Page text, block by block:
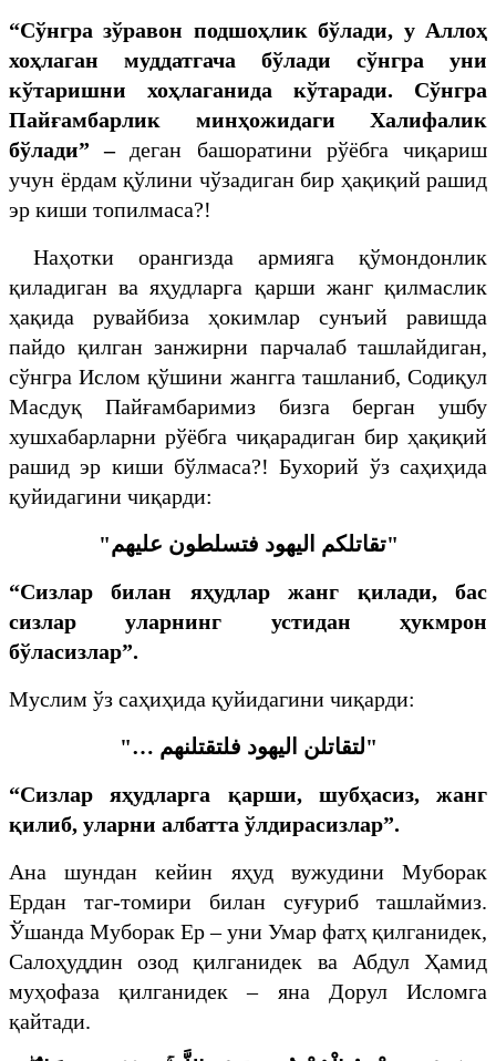
“Сўнгра зўравон подшоҳлик бўлади, у Аллоҳ
хоҳлаган муддатгача бўлади сўнгра уни
кўтаришни хоҳлаганида кўтаради. Сўнгра
Пайғамбарлик минҳожидаги Халифалик
бўлади” – деган башоратини рўёбга чиқариш
учун ёрдам қўлини чўзадиган бир ҳақиқий рашид
эр киши топилмаса?!
Наҳотки орангизда армияга қўмондонлик
қиладиган ва яҳудларга қарши жанг қилмаслик
ҳақида рувайбиза ҳокимлар сунъий равишда
пайдо қилган занжирни парчалаб ташлайдиган,
сўнгра Ислом қўшини жангга ташланиб, Содиқул
Масдуқ Пайғамбаримиз бизга берган ушбу
хушхабарларни рўёбга чиқарадиган бир ҳақиқий
рашид эр киши бўлмаса?! Бухорий ўз саҳиҳида
қуйидагини чиқарди:
"تقاتلكم اليهود فتسلطون عليهم"
“Сизлар билан яҳудлар жанг қилади, бас
сизлар уларнинг устидан ҳукмрон
бўласизлар”.
Муслим ўз саҳиҳида қуйидагини чиқарди:
"لتقاتلن اليهود فلتقتلنهم …"
“Сизлар яҳудларга қарши, шубҳасиз, жанг
қилиб, уларни албатта ўлдирасизлар”.
Ана шундан кейин яҳуд вужудини Муборак
Ердан таг-томири билан суғуриб ташлаймиз.
Ўшанда Муборак Ер – уни Умар фатҳ қилганидек,
Салоҳуддин озод қилганидек ва Абдул Ҳамид
муҳофаза қилганидек – яна Дорул Исломга
қайтади.